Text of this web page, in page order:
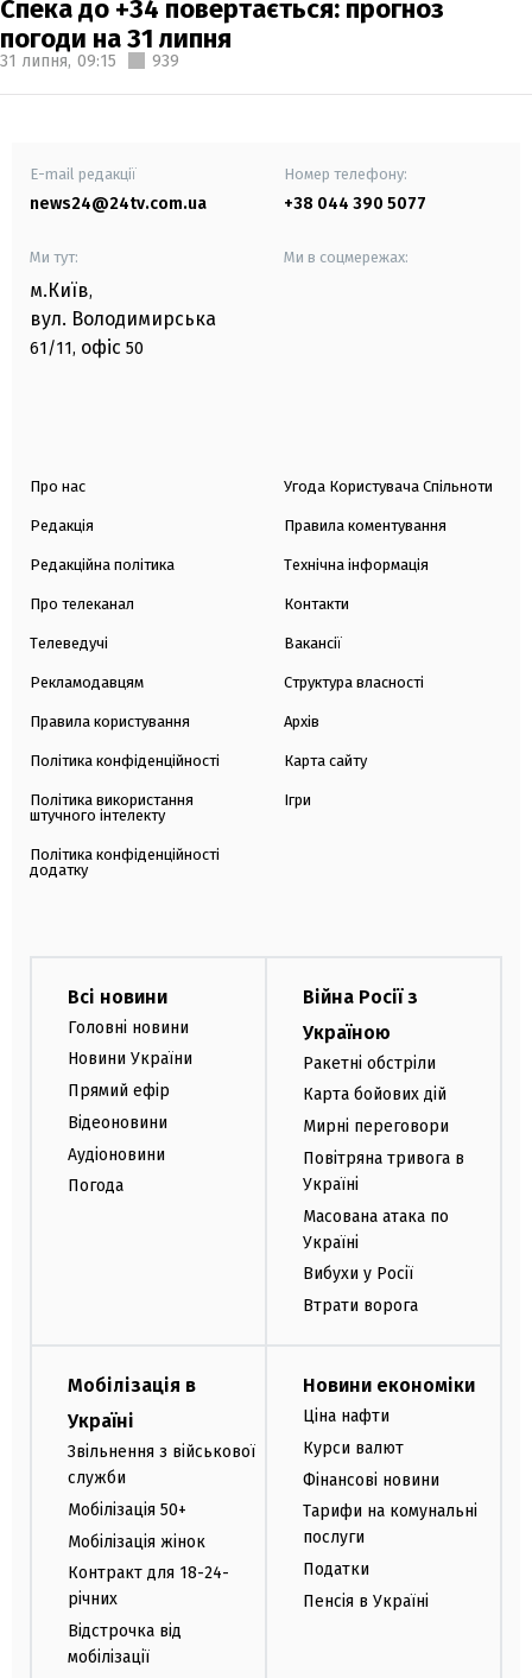
Спека до +34 повертається: прогноз
погоди на 31 липня
31 липня, 09:15 939
E-mail редакції
news24@24tv.com.ua
Номер телефону:
+38 044 390 5077
Ми тут:
м.Київ,
вул. Володимирська
61/11, офіс 50
Ми в соцмережах:
Про нас
Редакція
Редакційна політика
Про телеканал
Телеведучі
Рекламодавцям
Правила користування
Політика конфіденційності
Політика використання
штучного інтелекту
Політика конфіденційності
додатку
Угода Користувача Спільноти
Правила коментування
Технічна інформація
Контакти
Вакансії
Структура власності
Архів
Карта сайту
Ігри
Всі новини
Головні новини
Новини України
Прямий ефір
Відеоновини
Аудіоновини
Погода
Війна Росії з
Україною
Ракетні обстріли
Карта бойових дій
Мирні переговори
Повітряна тривога в
Україні
Масована атака по
Україні
Вибухи у Росії
Втрати ворога
Мобілізація в
Україні
Звільнення з військової
служби
Мобілізація 50+
Мобілізація жінок
Контракт для 18-24-
річних
Відстрочка від
мобілізації
Новини економіки
Ціна нафти
Курси валют
Фінансові новини
Тарифи на комунальні
послуги
Податки
Пенсія в Україні